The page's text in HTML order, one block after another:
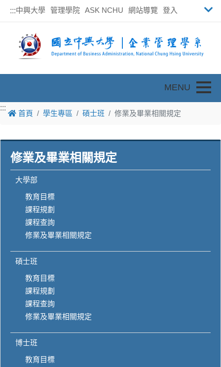
:::中興大學 管理學院 ASK NCHU 網站導覽 登入
:::
首頁 學生專區 碩士班 修業及畢業相關規定
修業及畢業相關規定
大學部
教育目標
課程規劃
課程查詢
修業及畢業相關規定
碩士班
教育目標
課程規劃
課程查詢
修業及畢業相關規定
博士班
教育目標